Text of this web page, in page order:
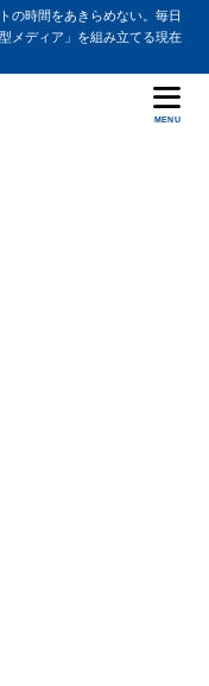
の時間をあきらめない。毎日
メディア」を組み立てる現在
MENU